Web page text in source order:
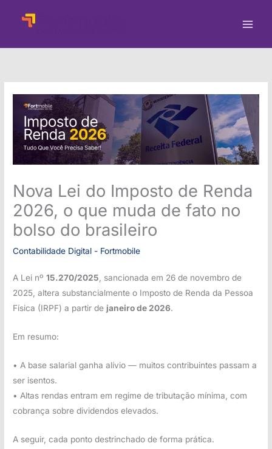
Nova Lei do Imposto de Renda
2026, o que muda de fato no
bolso do brasileiro
Contabilidade Digital - Fortmobile
A Lei nº15.270/2025 , sancionada em 26 de novembro de
2025, altera substancialmente o Imposto de Renda da Pessoa
Física (IRPF) a partir de janeiro de 2026.
Em resumo:
• A base salarial ganha alívio — muitos contribuintes passam a
ser isentos.
• Altas rendas entram em regime de tributação mínima, com
cobrança sobre dividendos elevados.
A seguir, cada ponto destrinchado de forma prática.